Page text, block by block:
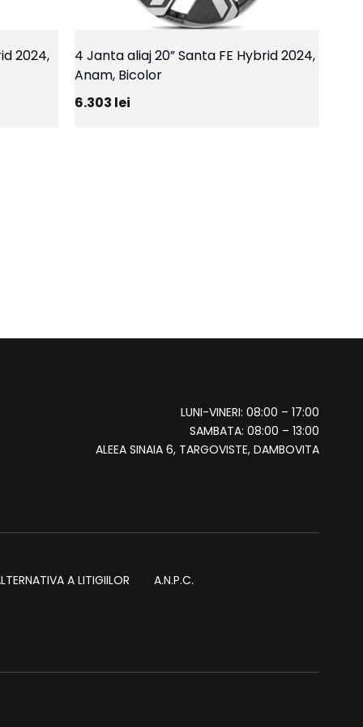
2024,
4 Janta aliaj 20” Santa FE Hybrid 2024,
Anam, Bicolor
6.303 lei
LUNI-VINERI: 08:00 – 17:00
SAMBATA: 08:00 – 13:00
ALEEA SINAIA 6, TARGOVISTE, DAMBOVITA
A LITIGIILOR A.N.P.C.